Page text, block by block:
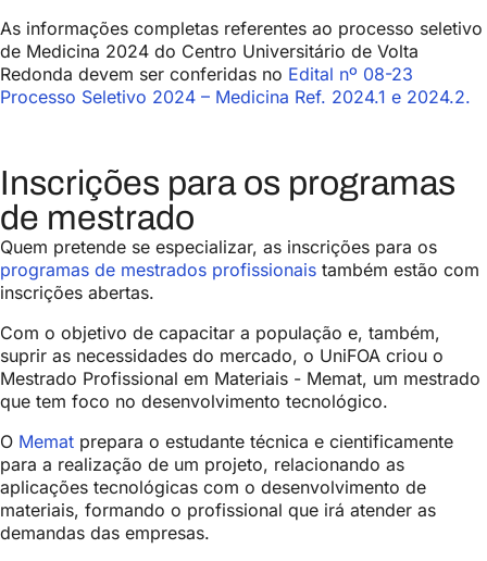
As informações completas referentes ao processo seletivo
de Medicina 2024 do Centro Universitário de Volta
Redonda devem ser conferidas no Edital nº 08-23
Processo Seletivo 2024 – Medicina Ref. 2024.1 e 2024.2.
Inscrições para os programas
de mestrado
Quem pretende se especializar, as inscrições para os
programas de mestrados profissionais também estão com
inscrições abertas.
Com o objetivo de capacitar a população e, também,
suprir as necessidades do mercado, o UniFOA criou o
Mestrado Profissional em Materiais - Memat, um mestrado
que tem foco no desenvolvimento tecnológico.
O Memat prepara o estudante técnica e cientificamente
para a realização de um projeto, relacionando as
aplicações tecnológicas com o desenvolvimento de
materiais, formando o profissional que irá atender as
demandas das empresas.